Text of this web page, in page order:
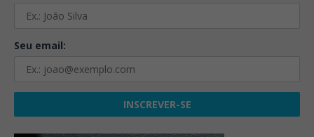
Seu email: